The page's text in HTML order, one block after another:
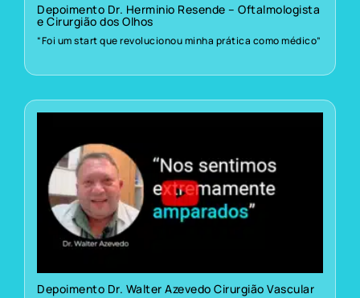
Depoimento Dr. Herminio Resende – Oftalmologista
e Cirurgião dos Olhos
“Foi um start que revolucionou minha prática como médico”
Depoimento Dr. Walter Azevedo Cirurgião Vascular